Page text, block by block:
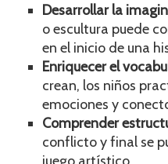
Desarrollar la
o escultura puede
en el inicio de una
Enriquecer el
crean, los niños
emociones y
Comprender
conflicto y final se